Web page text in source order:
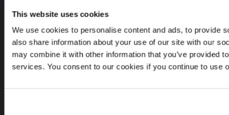
This website uses cookies
We use cookies to personalise content and ads, to provide
also share information about your use of our site with our
may combine it with other information that you’ve provided
services. You consent to our cookies if you continue to use
contact@leinonen.kz
Tietoturvaloukkauksen sattuessa ota meihin yhteyttä:
dataprotection@leinonen.eu
Office 51, 6th floor, Business Center